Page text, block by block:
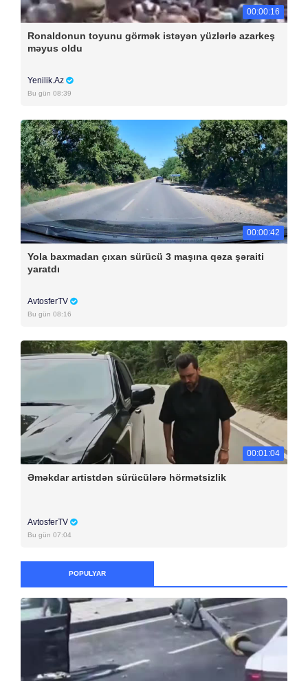
00:00:16
Ronaldonun toyunu görmək istəyən yüzlərlə azarkeş
məyus oldu
Yenilik.Az
Bu gün 08:39
00:00:42
Yola baxmadan çıxan sürücü 3 maşına qəza şəraiti
yaratdı
AvtosferTV
Bu gün 08:16
00:01:04
Əməkdar artistdən sürücülərə hörmətsizlik
AvtosferTV
Bu gün 07:04
POPULYAR